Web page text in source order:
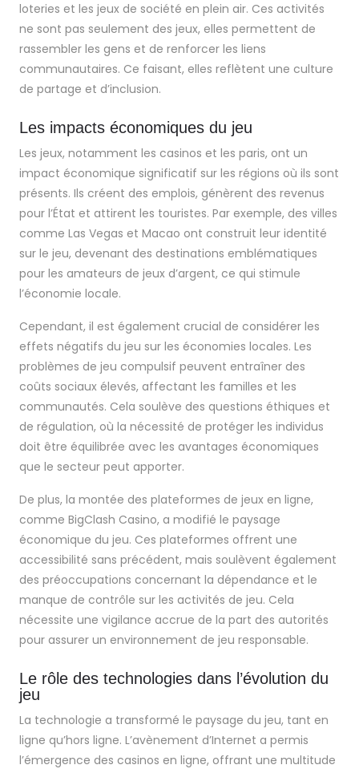
loteries et les jeux de société en plein air. Ces activités
ne sont pas seulement des jeux, elles permettent de
rassembler les gens et de renforcer les liens
communautaires. Ce faisant, elles reflètent une culture
de partage et d’inclusion.
Les impacts économiques du jeu
Les jeux, notamment les casinos et les paris, ont un
impact économique significatif sur les régions où ils sont
présents. Ils créent des emplois, génèrent des revenus
pour l’État et attirent les touristes. Par exemple, des villes
comme Las Vegas et Macao ont construit leur identité
sur le jeu, devenant des destinations emblématiques
pour les amateurs de jeux d’argent, ce qui stimule
l’économie locale.
Cependant, il est également crucial de considérer les
effets négatifs du jeu sur les économies locales. Les
problèmes de jeu compulsif peuvent entraîner des
coûts sociaux élevés, affectant les familles et les
communautés. Cela soulève des questions éthiques et
de régulation, où la nécessité de protéger les individus
doit être équilibrée avec les avantages économiques
que le secteur peut apporter.
De plus, la montée des plateformes de jeux en ligne,
comme BigClash Casino, a modifié le paysage
économique du jeu. Ces plateformes offrent une
accessibilité sans précédent, mais soulèvent également
des préoccupations concernant la dépendance et le
manque de contrôle sur les activités de jeu. Cela
nécessite une vigilance accrue de la part des autorités
pour assurer un environnement de jeu responsable.
Le rôle des technologies dans l’évolution du
jeu
La technologie a transformé le paysage du jeu, tant en
ligne qu’hors ligne. L’avènement d’Internet a permis
l’émergence des casinos en ligne, offrant une multitude